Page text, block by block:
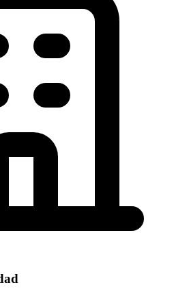
de alta calidad para tu
sofás, sillones, asientos,
profesional. Servicio en toda